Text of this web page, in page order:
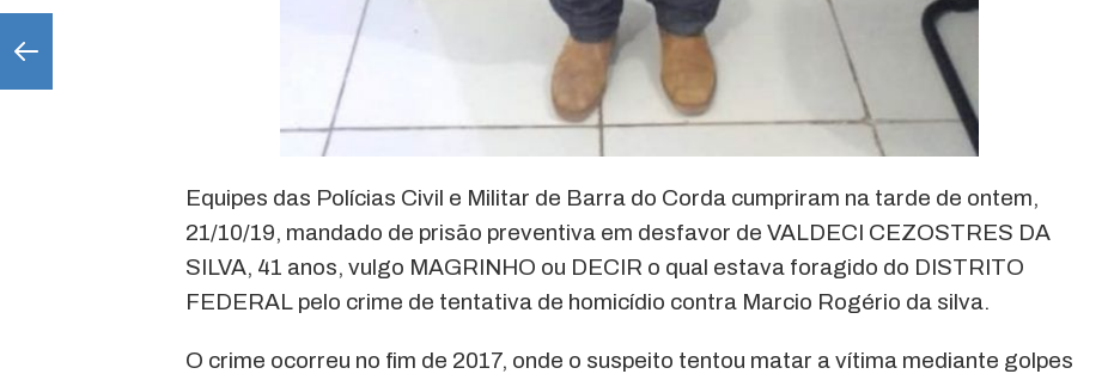
Equipes das Polícias Civil e Militar de Barra do Corda cumpriram na tarde de ontem,
21/10/19, mandado de prisão preventiva em desfavor de VALDECI CEZOSTRES DA
SILVA, 41 anos, vulgo MAGRINHO ou DECIR o qual estava foragido do DISTRITO
FEDERAL pelo crime de tentativa de homicídio contra Marcio Rogério da silva.
O crime ocorreu no fim de 2017, onde o suspeito tentou matar a vítima mediante golpes